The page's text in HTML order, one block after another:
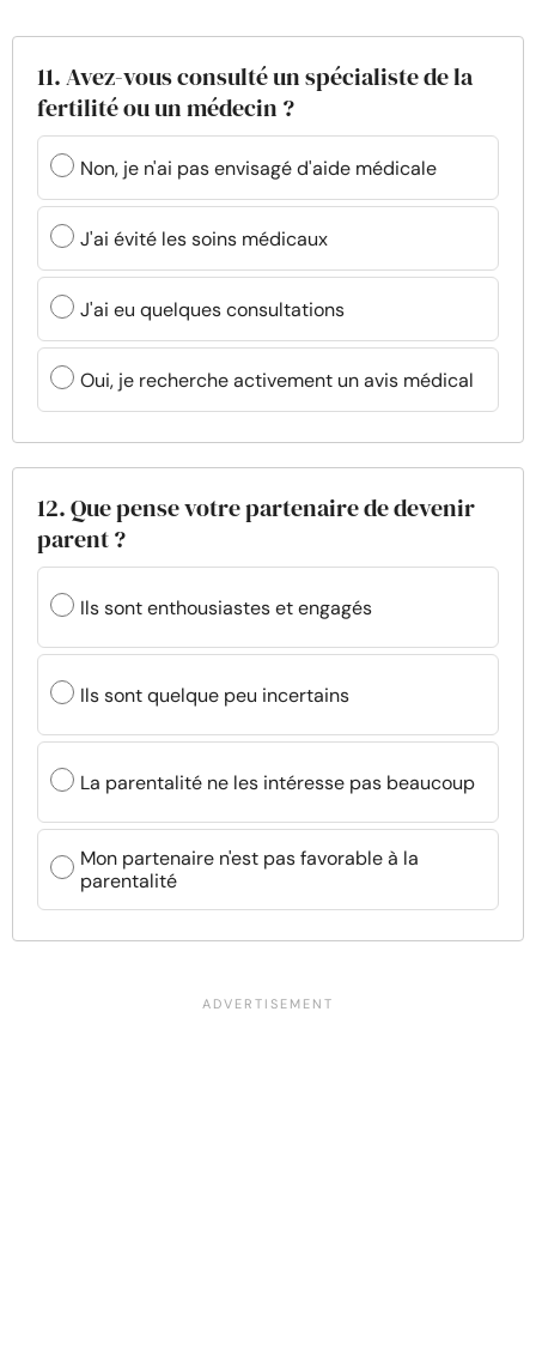
11. Avez-vous consulté un spécialiste de la
fertilité ou un médecin ?
Non, je n'ai pas envisagé d'aide médicale
J'ai évité les soins médicaux
J'ai eu quelques consultations
Oui, je recherche activement un avis médical
12. Que pense votre partenaire de devenir
parent ?
Ils sont enthousiastes et engagés
Ils sont quelque peu incertains
La parentalité ne les intéresse pas beaucoup
Mon partenaire n'est pas favorable à la
parentalité